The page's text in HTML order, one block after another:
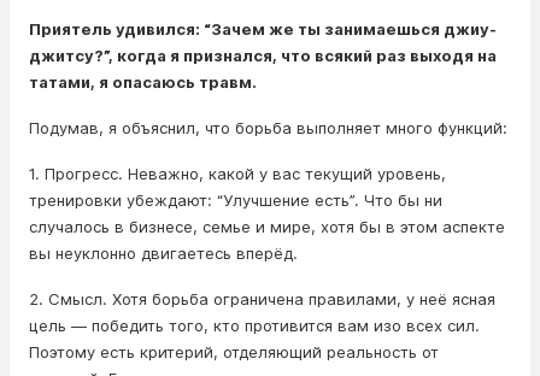
Приятель удивился: “Зачем же ты занимаешься джиу-
джитсу?”, когда я признался, что всякий раз выходя на
татами, я опасаюсь травм.
Подумав, я объяснил, что борьба выполняет много функций:
1. Прогресс. Неважно, какой у вас текущий уровень,
тренировки убеждают: “Улучшение есть”. Что бы ни
случалось в бизнесе, семье и мире, хотя бы в этом аспекте
вы неуклонно двигаетесь вперёд.
2. Смысл. Хотя борьба ограничена правилами, у неё ясная
цель — победить того, кто противится вам изо всех сил.
Поэтому есть критерий, отделяющий реальность от